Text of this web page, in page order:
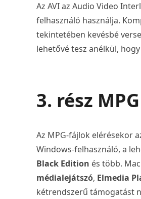
Az AVI az Audio Video
felhasználó használja.
tekintetében kevésbé
lehetővé tesz anélkül,
3. rész
Az MPG-fájlok elérésekor
Windows-felhasználó, a
Black Edition és több.
médialejátszó, Elmedia
kétrendszerű támogatást